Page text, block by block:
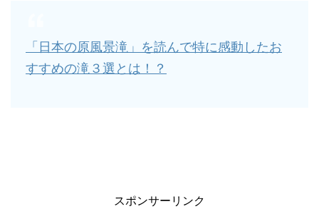
「日本の原風景滝」を読んで特に感動したお
すすめの滝３選とは！？
スポンサーリンク